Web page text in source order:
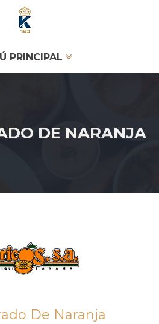
PRINCIPAL
DE NARANJA
De Naranja